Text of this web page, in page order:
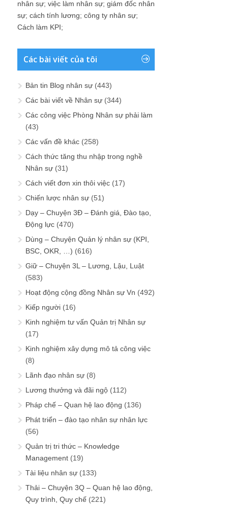
nhân sự; việc làm nhân sự; giám đốc nhân
sự; cách tính lương; công ty nhân sự;
Cách làm KPI;
Các bài viết của tôi
Bản tin Blog nhân sự (443)
Các bài viết về Nhân sự (344)
Các công việc Phòng Nhân sự phải làm
(43)
Các vấn đề khác (258)
Cách thức tăng thu nhập trong nghề
Nhân sự (31)
Cách viết đơn xin thôi việc (17)
Chiến lược nhân sự (51)
Dạy – Chuyện 3Đ – Đánh giá, Đào tạo,
Động lực (470)
Dùng – Chuyện Quản lý nhân sự (KPI,
BSC, OKR, …) (616)
Giữ – Chuyện 3L – Lương, Lậu, Luật
(583)
Hoạt động cộng đồng Nhân sự Vn (492)
Kiếp người (16)
Kinh nghiệm tư vấn Quản trị Nhân sự
(17)
Kinh nghiệm xây dựng mô tả công việc
(8)
Lãnh đạo nhân sự (8)
Lương thưởng và đãi ngộ (112)
Pháp chế – Quan hệ lao động (136)
Phát triển – đào tạo nhân sự nhân lực
(56)
Quản trị tri thức – Knowledge
Management (19)
Tài liệu nhân sự (133)
Thải – Chuyện 3Q – Quan hệ lao động,
Quy trình, Quy chế (221)